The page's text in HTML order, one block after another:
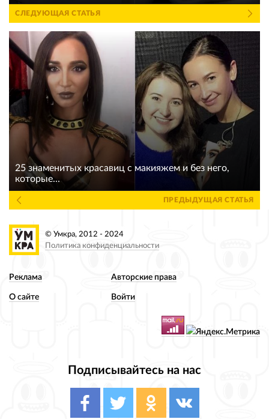
СЛЕДУЮЩАЯ СТАТЬЯ
25 знаменитых красавиц с макияжем и без него,
которые...
ПРЕДЫДУЩАЯ СТАТЬЯ
Реклама Авторские права
О сайте Войти
Подписывайтесь на нас
© Умкра, 2012 - 2024
Политика конфиденциальности